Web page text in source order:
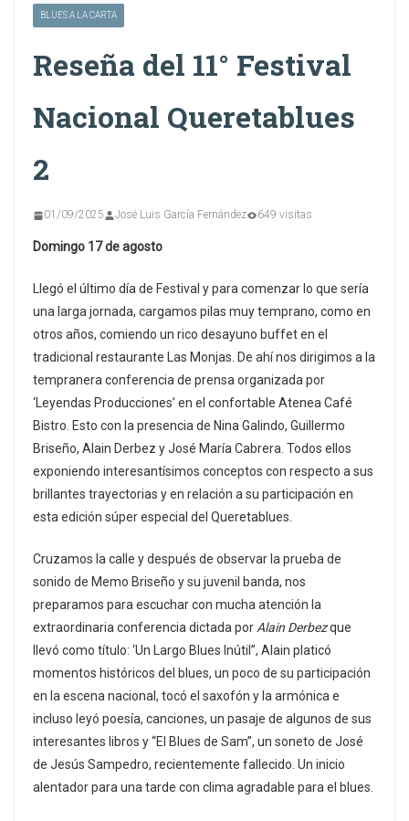
BLUES A LA CARTA
Reseña del 11° Festival
Nacional Queretablues
2
01/09/2025 José Luis García Fernández 649 visitas
Domingo 17 de agosto
Llegó el último día de Festival y para comenzar lo que sería
una larga jornada, cargamos pilas muy temprano, como en
otros años, comiendo un rico desayuno buffet en el
tradicional restaurante Las Monjas. De ahí nos dirigimos a la
tempranera conferencia de prensa organizada por
‘Leyendas Producciones’ en el confortable Atenea Café
Bistro. Esto con la presencia de Nina Galindo, Guillermo
Briseño, Alain Derbez y José María Cabrera. Todos ellos
exponiendo interesantísimos conceptos con respecto a sus
brillantes trayectorias y en relación a su participación en
esta edición súper especial del Queretablues.
Cruzamos la calle y después de observar la prueba de
sonido de Memo Briseño y su juvenil banda, nos
preparamos para escuchar con mucha atención la
extraordinaria conferencia dictada por Alain Derbezque
llevó como título: ‘Un Largo Blues Inútil”, Alain platicó
momentos históricos del blues, un poco de su participación
en la escena nacional, tocó el saxofón y la armónica e
incluso leyó poesía, canciones, un pasaje de algunos de sus
interesantes libros y “El Blues de Sam”, un soneto de José
de Jesús Sampedro, recientemente fallecido. Un inicio
alentador para una tarde con clima agradable para el blues.